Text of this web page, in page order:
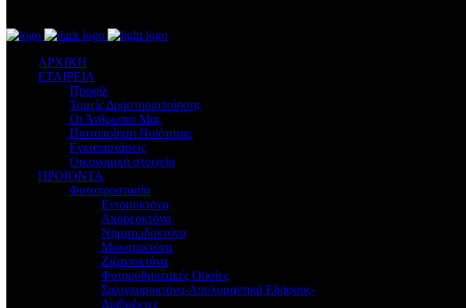
ΑΡΧΙΚΗ
ΕΤΑΙΡΕΙΑ
Προφίλ
Τομείς Δραστηριοποίησης
Οι Άνθρωποι Μας
Πιστοποίηση Ποιότητας
Εγκαταστάσεις
Οικονομικά στοιχεία
ΠΡΟΪΟΝΤΑ
Φυτοπροστασία
Εντομοκτόνα
Ακαρεοκτόνα
Νηματωδοκτόνα
Μυκητοκτόνα
Ζιζανιοκτόνα
Φυτορυθμιστικές Ουσίες
Σαλιγκαροκτόνα-Απολυμαντικά Εδάφους-
Διαβρέκτες